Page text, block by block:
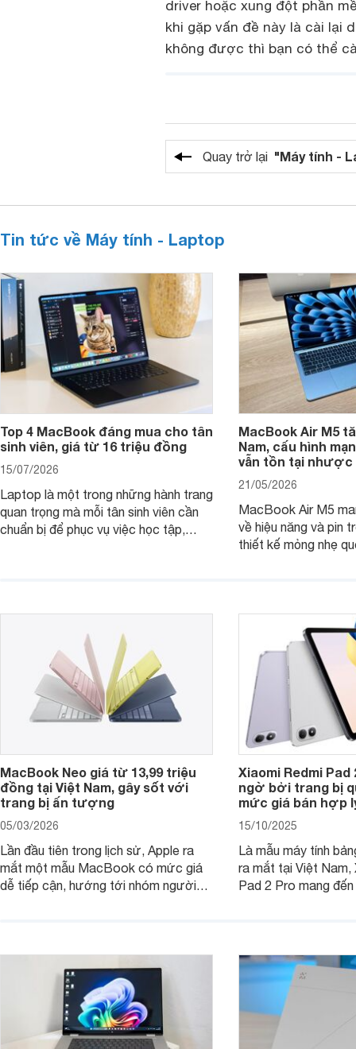
driver hoặc xung đột phần
khi gặp vấn đề này là cài lại
không được thì bạn có thể
Quay trở lại "Máy tính -
Tin tức về Máy tính - Laptop
Top 4 MacBook đáng mua cho tân
sinh viên, giá từ 16 triệu đồng
15/07/2026
Laptop là một trong những hành trang
quan trọng mà mỗi tân sinh viên cần
chuẩn bị để phục vụ việc học tập,
MacBook đáng cân nhắc dành cho
MacBook Air M5
Nam, cấu hình
vẫn tồn tại nhược
21/05/2026
MacBook Air M5
về hiệu năng và pin
thiết kế mỏng nhẹ
MacBook Neo giá từ 13,99 triệu
đồng tại Việt Nam, gây sốt với
trang bị ấn tượng
05/03/2026
Lần đầu tiên trong lịch sử, Apple ra
mắt một mẫu MacBook có mức giá
dễ tiếp cận, hướng tới nhóm người
hút sự quan tâm lớn từ thị trường.
Xiaomi Redmi Pad
ngờ bởi trang bị
mức giá bán hợp
15/10/2025
Là mẫu máy tính
ra mắt tại Việt Nam,
Pad 2 Pro mang